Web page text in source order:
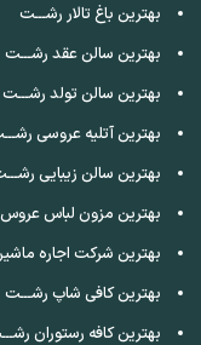
بهترین باغ تالار رشـــت
بهترین سالن عقد رشـــت
بهترین سالن تولد رشـــت
بهترین آتلیه عروسی
بهترین سالن زیبایی
بهترین مزون لباس
بهترین شرکت اجاره
بهترین کافی شاپ رشـــت
بهترین کافه رستوران